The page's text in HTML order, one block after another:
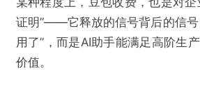
证明”——它释放的信号背后的信号
用了”，而是AI助手能满足高阶生
价值。